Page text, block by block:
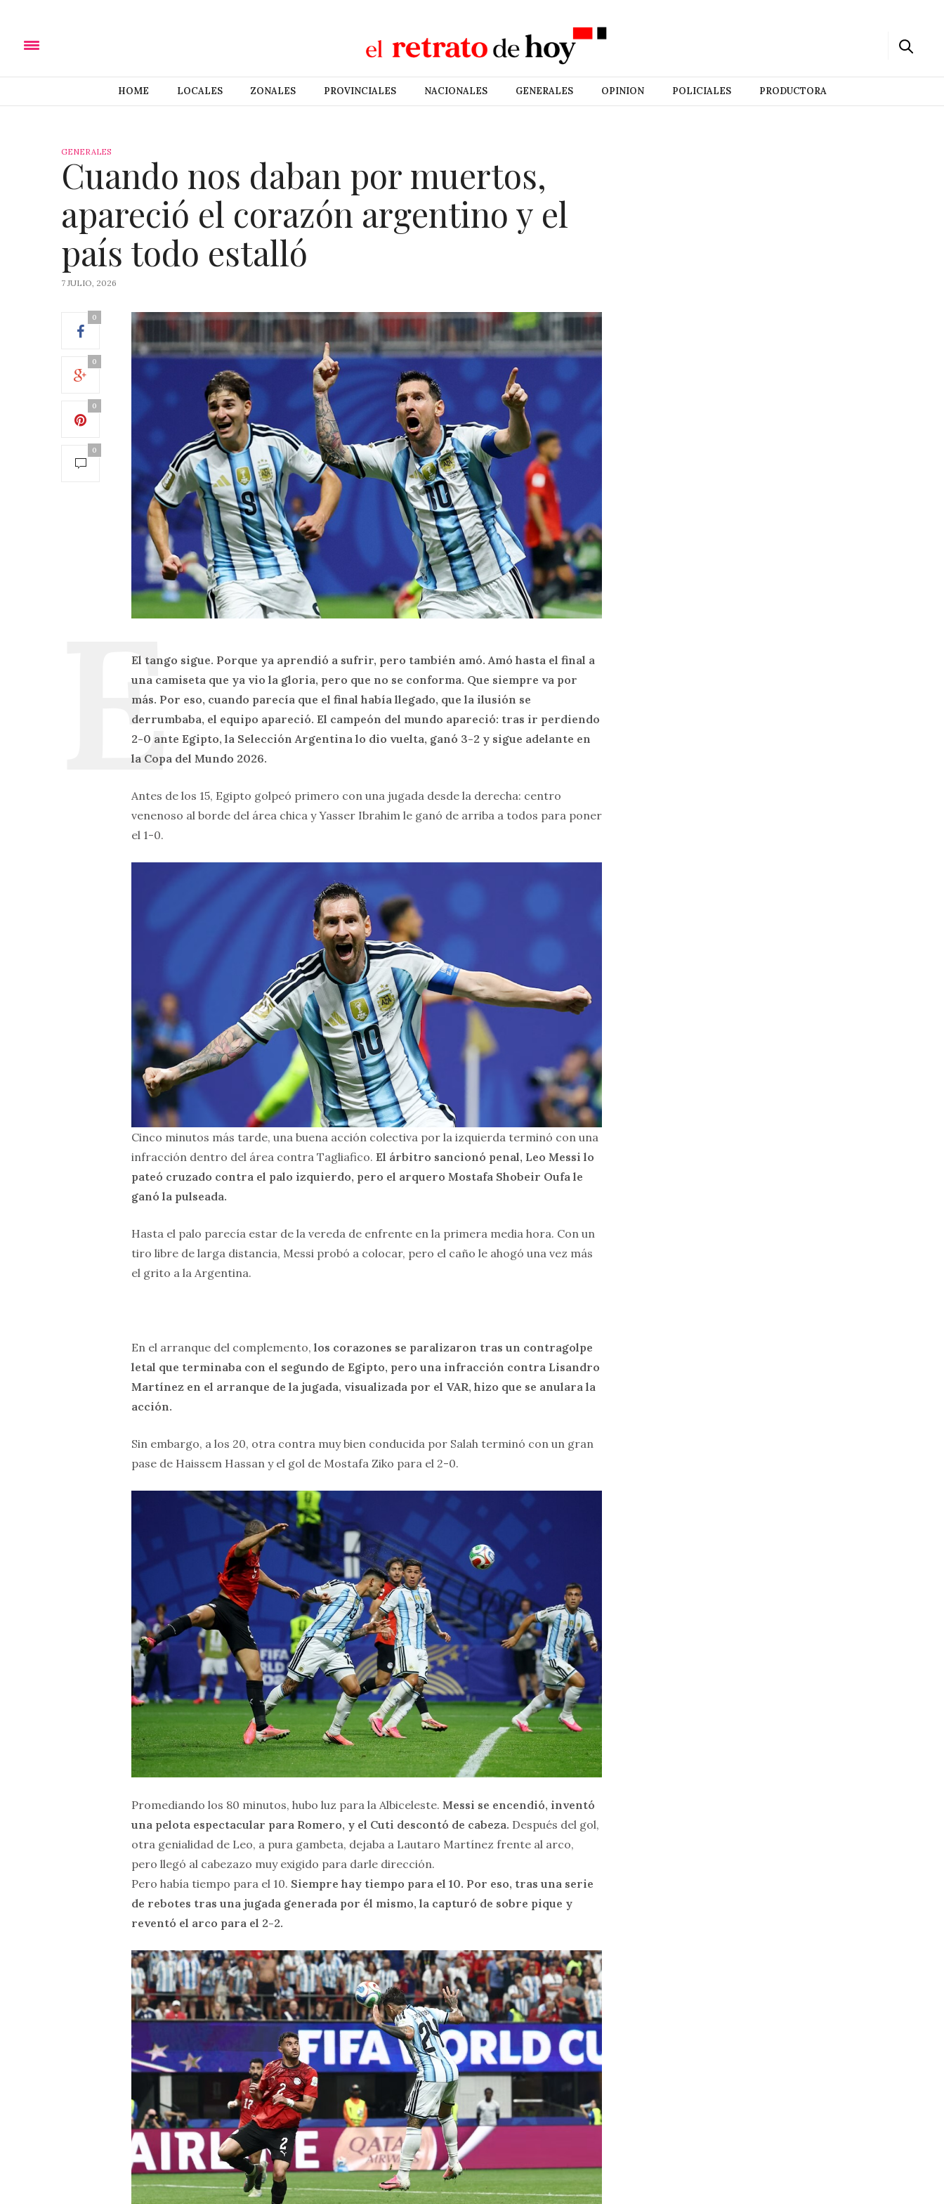
HOME LOCALES ZONALES PROVINCIALES NACIONALES GENERALES OPINION POLICIALES PRODUCTORA
GENERALES
Cuando nos daban por muertos,
apareció el corazón argentino y el
país todo estalló
7 JULIO, 2026
0
0
0
0
El tango sigue. Porque ya aprendió a sufrir, pero también amó. Amó hasta el final a
una camiseta que ya vio la gloria, pero que no se conforma. Que siempre va por
más. Por eso, cuando parecía que el final había llegado, que la ilusión se
derrumbaba, el equipo apareció. El campeón del mundo apareció: tras ir perdiendo
2-0 ante Egipto, la Selección Argentina lo dio vuelta, ganó 3-2 y sigue adelante en
la Copa del Mundo 2026.
Antes de los 15, Egipto golpeó primero con una jugada desde la derecha: centro
venenoso al borde del área chica y Yasser Ibrahim le ganó de arriba a todos para poner
el 1-0.
Cinco minutos más tarde, una buena acción colectiva por la izquierda terminó con una
infracción dentro del área contra Tagliafico. El árbitro sancionó penal, Leo Messi lo
pateó cruzado contra el palo izquierdo, pero el arquero Mostafa Shobeir Oufa le
ganó la pulseada.
Hasta el palo parecía estar de la vereda de enfrente en la primera media hora. Con un
tiro libre de larga distancia, Messi probó a colocar, pero el caño le ahogó una vez más
el grito a la Argentina.
En el arranque del complemento, los corazones se paralizaron tras un contragolpe
letal que terminaba con el segundo de Egipto, pero una infracción contra Lisandro
Martínez en el arranque de la jugada, visualizada por el VAR, hizo que se anulara la
acción.
Sin embargo, a los 20, otra contra muy bien conducida por Salah terminó con un gran
pase de Haissem Hassan y el gol de Mostafa Ziko para el 2-0.
Promediando los 80 minutos, hubo luz para la Albiceleste. Messi se encendió, inventó
una pelota espectacular para Romero, y el Cuti descontó de cabeza. Después del gol,
otra genialidad de Leo, a pura gambeta, dejaba a Lautaro Martínez frente al arco,
pero llegó al cabezazo muy exigido para darle dirección.
Pero había tiempo para el 10. Siempre hay tiempo para el 10. Por eso, tras una serie
de rebotes tras una jugada generada por él mismo, la capturó de sobre pique y
reventó el arco para el 2-2.